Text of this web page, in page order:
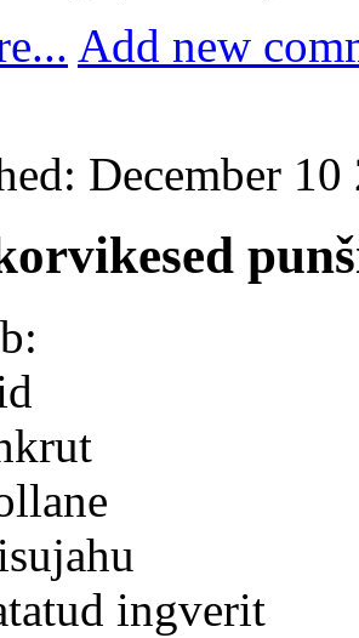
Add new
December 10
ingverit